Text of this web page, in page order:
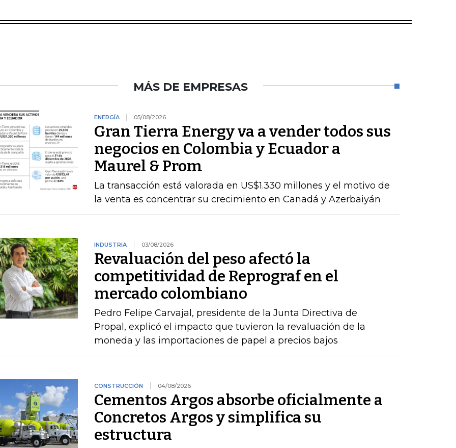
MÁS DE EMPRESAS
ENERGÍA 05/08/2026
Gran Tierra Energy va a vender todos sus
negocios en Colombia y Ecuador a
Maurel & Prom
La transacción está valorada en US$1.330 millones y el motivo de
la venta es concentrar su crecimiento en Canadá y Azerbaiyán
INDUSTRIA 03/08/2026
Revaluación del peso afectó la
competitividad de Reprograf en el
mercado colombiano
Pedro Felipe Carvajal, presidente de la Junta Directiva de
Propal, explicó el impacto que tuvieron la revaluación de la
moneda y las importaciones de papel a precios bajos
CONSTRUCCIÓN 04/08/2026
Cementos Argos absorbe oficialmente a
Concretos Argos y simplifica su
estructura